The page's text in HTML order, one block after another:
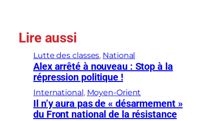
Lire aussi
Lutte des classes, National
Alex arrêté à nouveau : Stop à la
répression politique !
International, Moyen-Orient
Il n’y aura pas de « désarmement »
du Front national de la résistance